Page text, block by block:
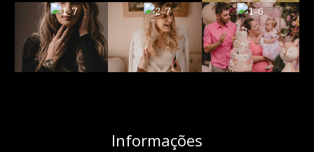
Informações